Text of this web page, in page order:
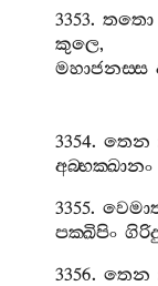
3353.තතො
කුලෙ,
මහාජනස‍්ස
3354.තෙන
අබ‍්භක‍්ඛානං
3355.
පක‍්ඛිපිං
3356.තෙන